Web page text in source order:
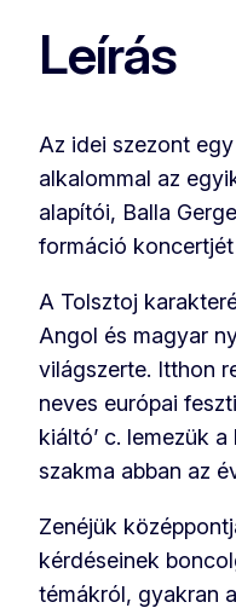
Leírás
Az idei szezont
alkalommal az
alapítói, Balla
formáció
A Tolsztoj
Angol és magyar
világszerte. Itthon
neves európai
kiáltó’ c. lemezük
szakma abban az
Zenéjük
kérdéseinek
témákról, gyakran